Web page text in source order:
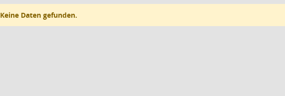
Keine Daten gefunden.